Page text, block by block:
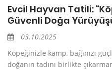
Evcil Hayvan Tatili:
Güvenli Doğa
03.10.2025
Köpeğinizle kamp, bağınızı
doğanın tadını birlikte